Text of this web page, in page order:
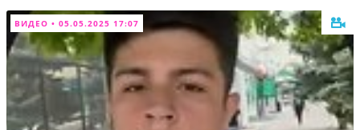
ВИДЕО • 05.05.2025 17:07